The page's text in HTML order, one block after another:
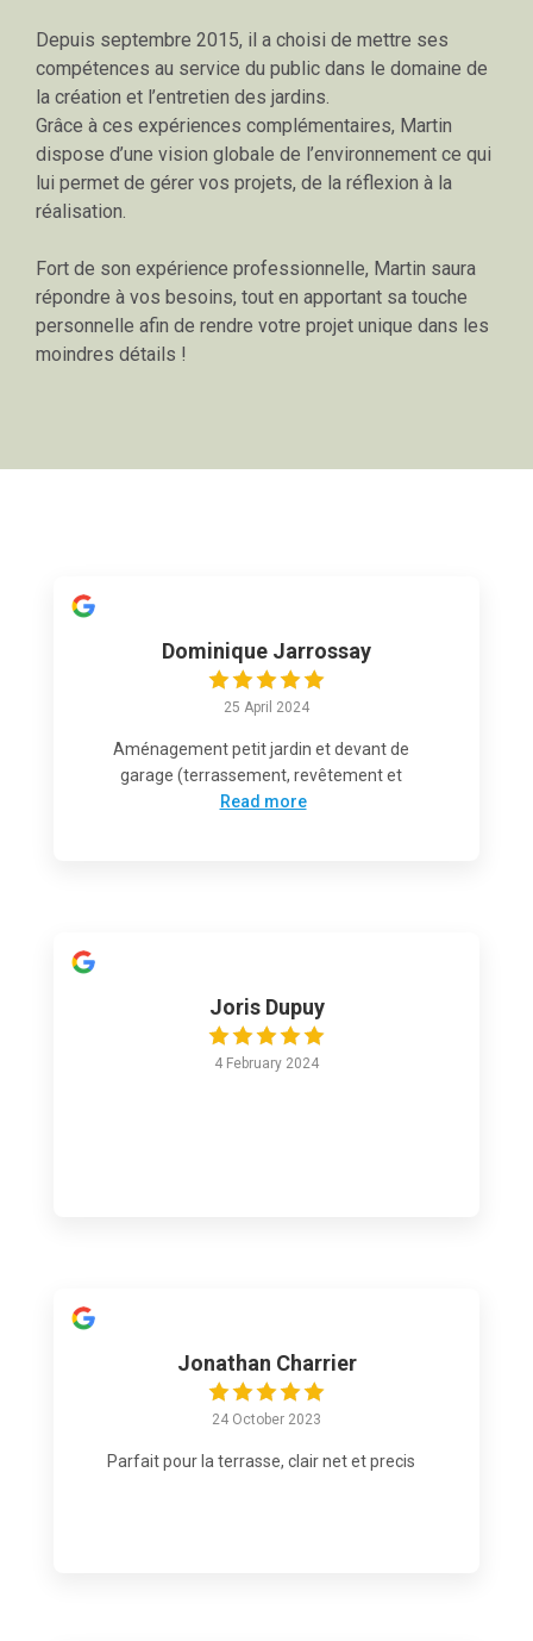
Depuis septembre 2015, il a choisi de mettre ses
compétences au service du public dans le domaine de
la création et l’entretien des jardins.
Grâce à ces expériences complémentaires, Martin
dispose d’une vision globale de l’environnement ce qui
lui permet de gérer vos projets, de la réflexion à la
réalisation.
Fort de son expérience professionnelle, Martin saura
répondre à vos besoins, tout en apportant sa touche
personnelle afin de rendre votre projet unique dans les
moindres détails !
Dominique Jarrossay
25 April 2024
Aménagement petit jardin et devant de
garage (terrassement, revêtement et
Read more
Joris Dupuy
4 February 2024
Jonathan Charrier
24 October 2023
Parfait pour la terrasse, clair net et precis